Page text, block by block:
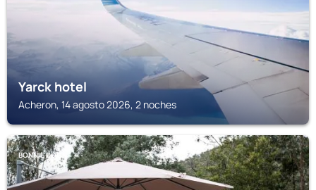
Yarck hotel
Acheron, 14 agosto 2026, 2 noches
BONNIE DOON